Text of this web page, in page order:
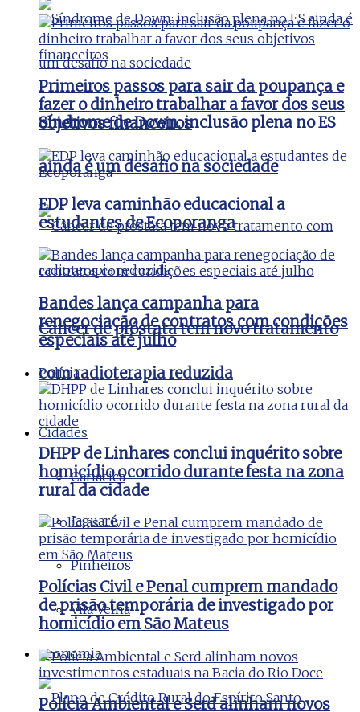
Síndrome de Down: inclusão plena no ES
ainda é um desafio na sociedade
Câncer de próstata tem novo tratamento
com radioterapia reduzida
Cidades
Cariacica
Jaguaré
Pinheiros
Vila Velha
Economia
Primeiros passos para sair da poupança e
fazer o dinheiro trabalhar a favor dos seus
objetivos financeiros
EDP leva caminhão educacional a
estudantes de Ecoporanga
Bandes lança campanha para
renegociação de contratos com condições
especiais até julho
Polícia
DHPP de Linhares conclui inquérito sobre
homicídio ocorrido durante festa na zona
rural da cidade
Polícias Civil e Penal cumprem mandado
de prisão temporária de investigado por
homicídio em São Mateus
Polícia Ambiental e Serd alinham novos